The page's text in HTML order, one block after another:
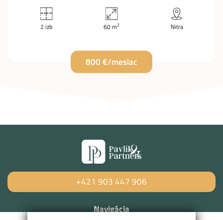
2 izb 60 m2 Nitra
800 €/mesiac
+421 903 447 906
Navigácia